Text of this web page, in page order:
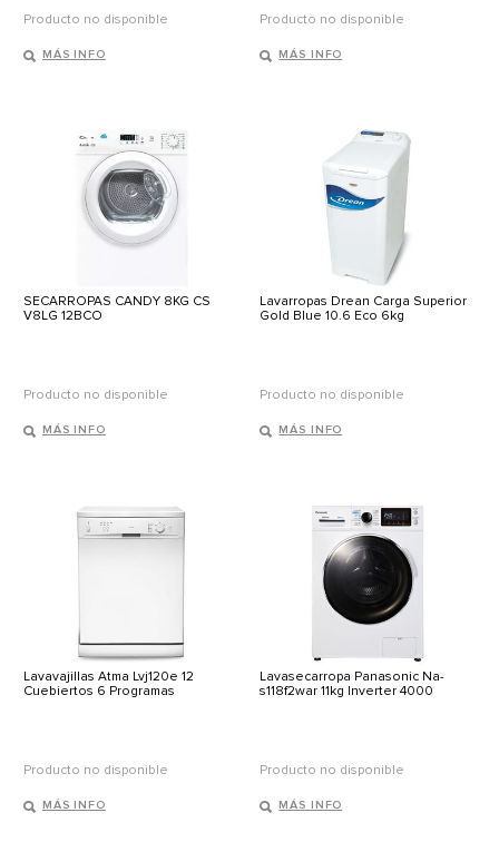
Producto no disponible
MÁS INFO
Producto no disponible
MÁS INFO
SECARROPAS CANDY 8KG CS
V8LG 12BCO
Producto no disponible
MÁS INFO
Lavarropas Drean Carga Superior
Gold Blue 10.6 Eco 6kg
Producto no disponible
MÁS INFO
Lavavajillas Atma Lvj120e 12
Cuebiertos 6 Programas
Producto no disponible
MÁS INFO
Lavasecarropa Panasonic Na-
s118f2war 11kg Inverter 4000
Producto no disponible
MÁS INFO